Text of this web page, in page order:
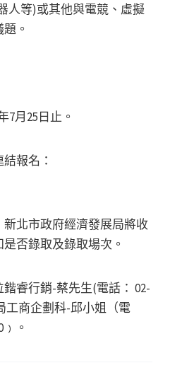
人等)或其他與電競、虛擬
。
7月25日止。
報名：
北市政府經濟發展局將收
否錄取及錄取場次。
睿行銷-蔡先生(電話： 02-
工商企劃科-邱小姐（電
。